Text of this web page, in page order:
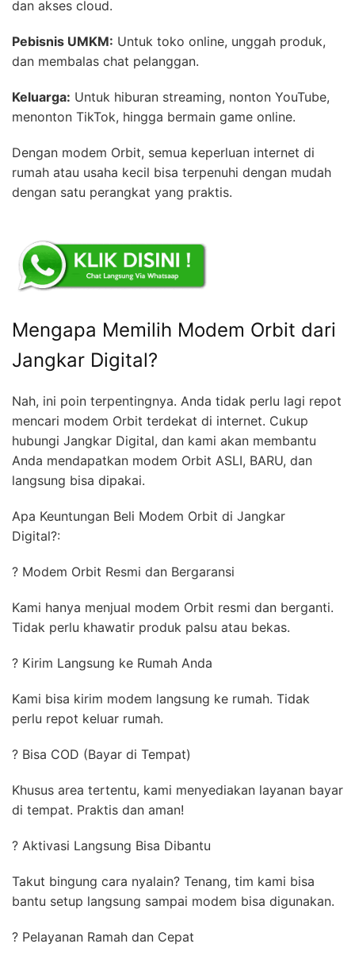
dan akses cloud.
Pebisnis UMKM: Untuk toko online, unggah produk,
dan membalas chat pelanggan.
Keluarga: Untuk hiburan streaming, nonton YouTube,
menonton TikTok, hingga bermain game online.
Dengan modem Orbit, semua keperluan internet di
rumah atau usaha kecil bisa terpenuhi dengan mudah
dengan satu perangkat yang praktis.
Mengapa Memilih Modem Orbit dari
Jangkar Digital?
Nah, ini poin terpentingnya. Anda tidak perlu lagi repot
mencari modem Orbit terdekat di internet. Cukup
hubungi Jangkar Digital, dan kami akan membantu
Anda mendapatkan modem Orbit ASLI, BARU, dan
langsung bisa dipakai.
Apa Keuntungan Beli Modem Orbit di Jangkar
Digital?:
? Modem Orbit Resmi dan Bergaransi
Kami hanya menjual modem Orbit resmi dan berganti.
Tidak perlu khawatir produk palsu atau bekas.
? Kirim Langsung ke Rumah Anda
Kami bisa kirim modem langsung ke rumah. Tidak
perlu repot keluar rumah.
? Bisa COD (Bayar di Tempat)
Khusus area tertentu, kami menyediakan layanan bayar
di tempat. Praktis dan aman!
? Aktivasi Langsung Bisa Dibantu
Takut bingung cara nyalain? Tenang, tim kami bisa
bantu setup langsung sampai modem bisa digunakan.
? Pelayanan Ramah dan Cepat